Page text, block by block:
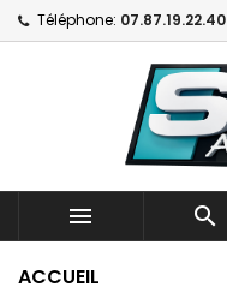
Téléphone: 07.87.19.22.40
 
ACCUEIL